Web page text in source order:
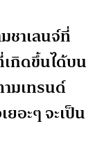
ชาเลนจ์ที่
กิดขึ้นได้บน
มเทรนด์
อะๆ จะเป็น